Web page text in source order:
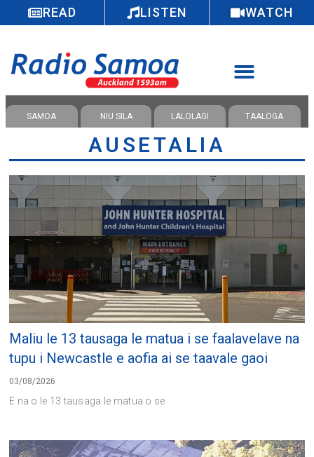
READ LISTEN WATCH
SAMOA NIU SILA LALOLAGI TAALOGA
AUSETALIA
Maliu le 13 tausaga le matua i se faalavelave na
tupu i Newcastle e aofia ai se taavale gaoi
03/08/2026
E na o le 13 tausaga le matua o se